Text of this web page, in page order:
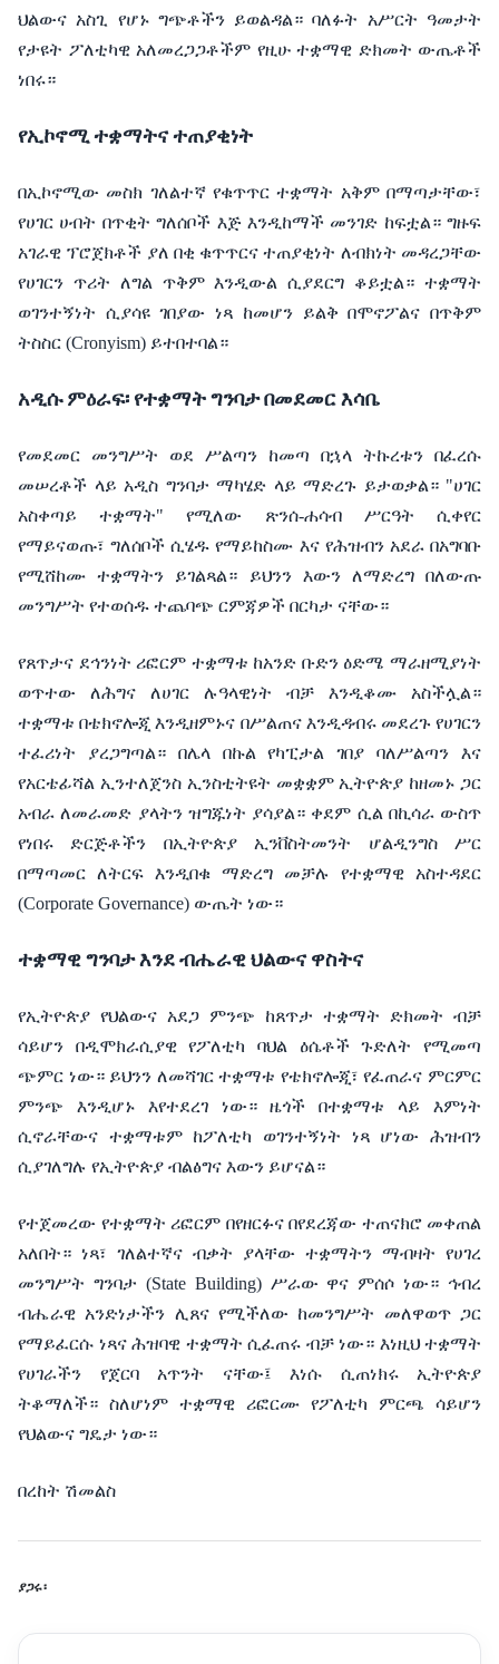
ህልውና አስጊ የሆኑ ግጭቶችን ይወልዳል። ባለፉት አሥርት ዓመታት
የታዩት ፖለቲካዊ አለመረጋጋቶችም የዚሁ ተቋማዊ ድክመት ውጤቶች
ነበሩ።
የኢኮኖሚ ተቋማትና ተጠያቂነት
በኢኮኖሚው መስክ ገለልተኛ የቁጥጥር ተቋማት አቅም በማጣታቸው፣
የሀገር ሀብት በጥቂት ግለሰቦች እጅ እንዲከማች መንገድ ከፍቷል። ግዙፍ
አገራዊ ፕሮጀክቶች ያለ በቂ ቁጥጥርና ተጠያቂነት ለብክነት መዳረጋቸው
የሀገርን ጥሪት ለግል ጥቅም እንዲውል ሲያደርግ ቆይቷል። ተቋማት
ወገንተኝነት ሲያሳዩ ገበያው ነጻ ከመሆን ይልቅ በሞኖፖልና በጥቅም
ትስስር (Cronyism) ይተበተባል።
አዲሱ ምዕራፍ፡ የተቋማት ግንባታ በመደመር እሳቤ
የመደመር መንግሥት ወደ ሥልጣን ከመጣ በኋላ ትኩረቱን በፈረሱ
መሠረቶች ላይ አዲስ ግንባታ ማካሄድ ላይ ማድረጉ ይታወቃል።"ሀገር
አስቀጣይ
ተቋማት"የሚለው ጽንሰ-ሐሳብ ሥርዓት
ሲቀየር
የማይናወጡ፣ ግለሰቦች ሲሄዱ የማይከስሙ እና የሕዝብን አደራ በአግባቡ
የሚሸከሙ ተቋማትን ይገልጻል። ይህንን እውን ለማድረግ በለውጡ
መንግሥት የተወሰዱ ተጨባጭ ርምጃዎች በርካታ ናቸው።
የጸጥታና ደኅንነት ሪፎርም ተቋማቱ ከአንድ ቡድን ዕድሜ ማራዘሚያነት
ወጥተው
ለሕግና ለሀገር ሉዓላዊነት ብቻ እንዲቆሙ
አስችሏል።
ተቋማቱ በቴክኖሎጂ እንዲዘምኑና በሥልጠና እንዲዳብሩ መደረጉ የሀገርን
ተፈሪነት
ያረጋግጣል። በሌላ በኩል የካፒታል ገበያ ባለሥልጣን
እና
የአርቴፊሻል ኢንተለጀንስ ኢንስቲትዩት መቋቋም ኢትዮጵያ ከዘመኑ ጋር
አብራ ለመራመድ ያላትን ዝግጁነት ያሳያል። ቀደም ሲል በኪሳራ ውስጥ
የነበሩ
ድርጅቶችን በኢትዮጵያ ኢንቨስትመንት ሆልዲንግስ
ሥር
በማጣመር ለትርፍ እንዲበቁ ማድረግ መቻሉ የተቋማዊ
አስተዳደር
(Corporate Governance) ውጤት ነው።
ተቋማዊ ግንባታ እንደ ብሔራዊ ህልውና ዋስትና
የኢትዮጵያ የህልውና አደጋ ምንጭ ከጸጥታ ተቋማት ድክመት ብቻ
ሳይሆን
በዲሞክራሲያዊ የፖለቲካ ባህል ዕሴቶች ጉድለት
የሚመጣ
ጭምር ነው። ይህንን ለመሻገር ተቋማቱ የቴክኖሎጂ፣ የፈጠራና ምርምር
ምንጭ
እንዲሆኑ እየተደረገ ነው። ዜጎች በተቋማቱ ላይ
እምነት
ሲኖራቸውና ተቋማቱም ከፖለቲካ ወገንተኝነት ነጻ ሆነው
ሕዝብን
ሲያገለግሉ የኢትዮጵያ ብልፅግና እውን ይሆናል።
የተጀመረው የተቋማት ሪፎርም በየዘርፉና በየደረጃው ተጠናክሮ መቀጠል
አለበት። ነጻ፣ ገለልተኛና ብቃት ያላቸው ተቋማትን ማብዛት የሀገረ
መንግሥት ግንባታ (State Building) ሥራው ዋና ምሰሶ ነው። ኅብረ
ብሔራዊ አንድነታችን ሊጸና የሚችለው ከመንግሥት መለዋወጥ ጋር
የማይፈርሱ ነጻና ሕዝባዊ ተቋማት ሲፈጠሩ ብቻ ነው። እነዚህ ተቋማት
የሀገራችን
የጀርባ አጥንት ናቸው፤ እነሱ ሲጠነክሩ
ኢትዮጵያ
ትቆማለች። ስለሆነም ተቋማዊ ሪፎርሙ የፖለቲካ ምርጫ
ሳይሆን
የህልውና ግዴታ ነው።
በረከት ሽመልስ
ያጋሩ፡